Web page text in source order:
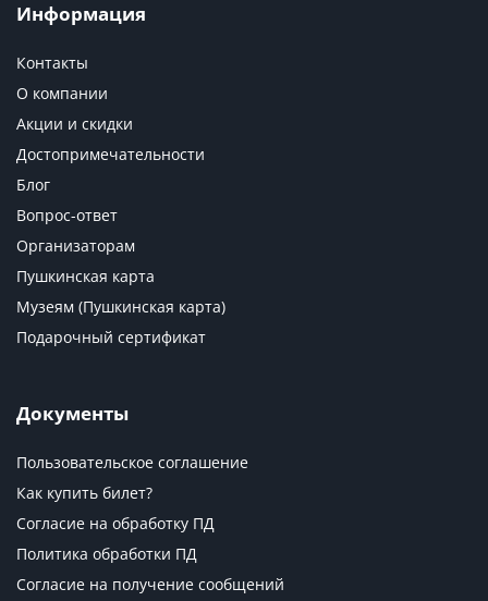
Информация
Контакты
О компании
Акции и скидки
Достопримечательности
Блог
Вопрос-ответ
Организаторам
Пушкинская карта
Музеям (Пушкинская карта)
Подарочный сертификат
Документы
Пользовательское соглашение
Как купить билет?
Согласие на обработку ПД
Политика обработки ПД
Согласие на получение сообщений